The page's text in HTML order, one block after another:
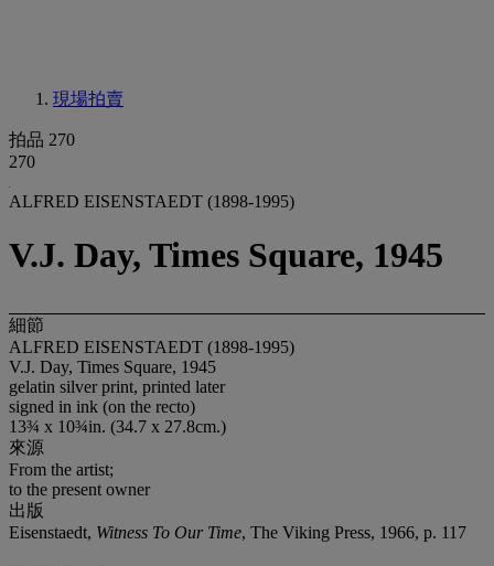
現場拍賣
拍品 270
270
ALFRED EISENSTAEDT (1898-1995)
V.J. Day, Times Square, 1945
細節
ALFRED EISENSTAEDT (1898-1995)
V.J. Day, Times Square, 1945
gelatin silver print, printed later
signed in ink (on the recto)
13¾ x 10¾in. (34.7 x 27.8cm.)
來源
From the artist;
to the present owner
出版
Eisenstaedt, Witness To Our Time, The Viking Press, 1966, p. 117